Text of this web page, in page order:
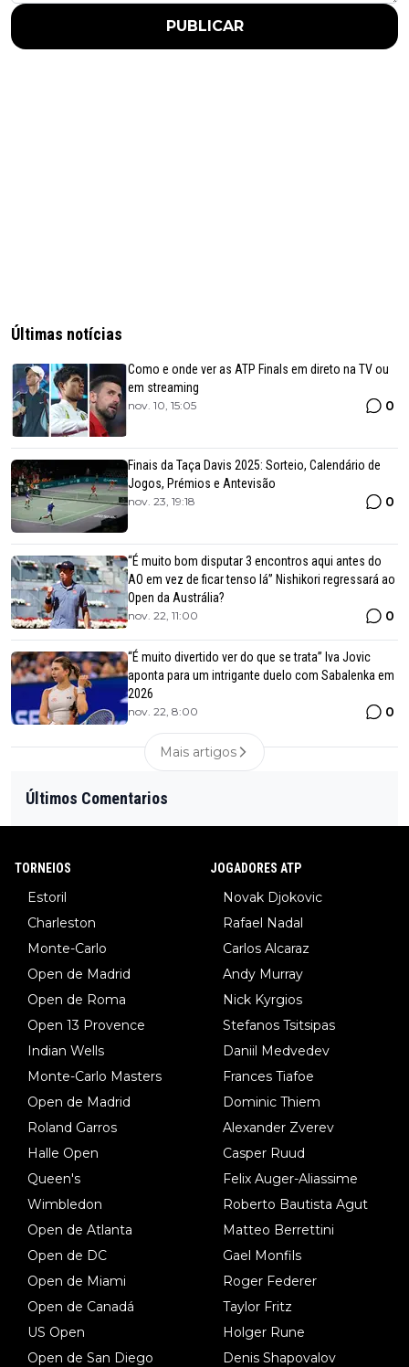
PUBLICAR
Últimas notícias
Como e onde ver as ATP Finals em direto na TV ou
em streaming
nov. 10, 15:05 0
Finais da Taça Davis 2025: Sorteio, Calendário de
Jogos, Prémios e Antevisão
nov. 23, 19:18 0
“É muito bom disputar 3 encontros aqui antes do
AO em vez de ficar tenso lá” Nishikori regressará ao
Open da Austrália?
nov. 22, 11:00 0
“É muito divertido ver do que se trata” Iva Jovic
aponta para um intrigante duelo com Sabalenka em
2026
nov. 22, 8:00 0
Mais artigos
Últimos Comentarios
TORNEIOS
Estoril
Charleston
Monte-Carlo
Open de Madrid
Open de Roma
Open 13 Provence
Indian Wells
Monte-Carlo Masters
Open de Madrid
Roland Garros
Halle Open
Queen's
Wimbledon
Open de Atlanta
Open de DC
Open de Miami
Open de Canadá
US Open
Open de San Diego
JOGADORES ATP
Novak Djokovic
Rafael Nadal
Carlos Alcaraz
Andy Murray
Nick Kyrgios
Stefanos Tsitsipas
Daniil Medvedev
Frances Tiafoe
Dominic Thiem
Alexander Zverev
Casper Ruud
Felix Auger-Aliassime
Roberto Bautista Agut
Matteo Berrettini
Gael Monfils
Roger Federer
Taylor Fritz
Holger Rune
Denis Shapovalov